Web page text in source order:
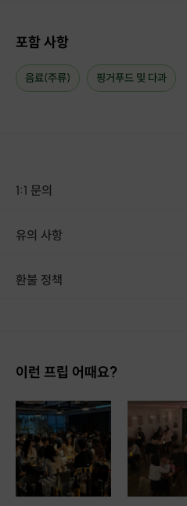
포함 사항
음료(주류) 핑거푸드 및 다과
1:1 문의
유의 사항
환불 정책
이런 프립 어때요?